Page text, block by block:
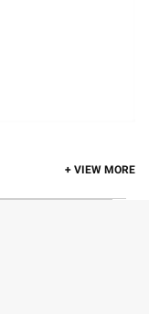
+ VIEW MORE